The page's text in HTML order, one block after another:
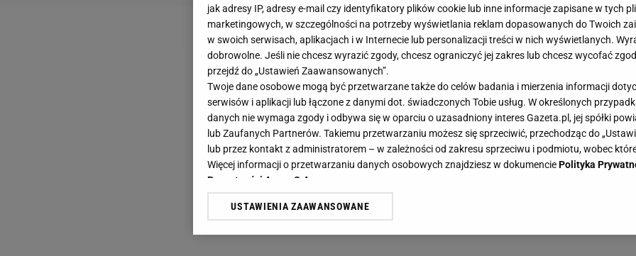
jak adresy IP, adresy e-mail czy identyfikatory plików cookie lub inne informacje zapisane w tych
marketingowych, w szczególności na potrzeby wyświetlania reklam dopasowanych do Twoich
w swoich serwisach, aplikacjach i w Internecie lub personalizacji treści w nich wyświetlanych.
dobrowolne. Jeśli nie chcesz wyrazić zgody, chcesz ograniczyć jej zakres lub chcesz wycofać
przejdź do „Ustawień Zaawansowanych”.
Twoje dane osobowe mogą być przetwarzane także do celów badania i mierzenia informacji
serwisów i aplikacji lub łączone z danymi dot. świadczonych Tobie usług. W określonych
danych nie wymaga zgody i odbywa się w oparciu o uzasadniony interes Gazeta.pl, jej spółki
lub Zaufanych Partnerów. Takiemu przetwarzaniu możesz się sprzeciwić, przechodząc do
lub przez kontakt z administratorem – w zależności od zakresu sprzeciwu i podmiotu, wobec
Więcej informacji o przetwarzaniu danych osobowych znajdziesz w dokumenciePolityka
Prywatności Agora S.A.
Klikając „Akceptuję” wyrażasz też zgodę na zainstalowanie i przechowywanie plików cookie
USTAWIENIA ZAAWANSOWANE